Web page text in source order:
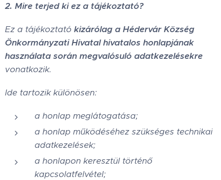
2. Mire terjed ki ez a tájékoztató?
Ez a tájékoztató kizárólag a Hédervár Község
Önkormányzati Hivatal hivatalos honlapjának
használata során megvalósuló adatkezelésekre
vonatkozik.
Ide tartozik különösen:
a honlap meglátogatása;
a honlap működéséhez szükséges technikai
adatkezelések;
a honlapon keresztül történő
kapcsolatfelvétel;